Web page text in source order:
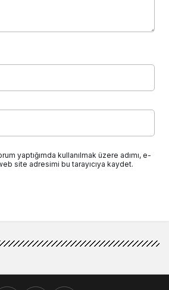
yaptığımda kullanılmak üzere adımı, e-
site adresimi bu tarayıcıya kaydet.